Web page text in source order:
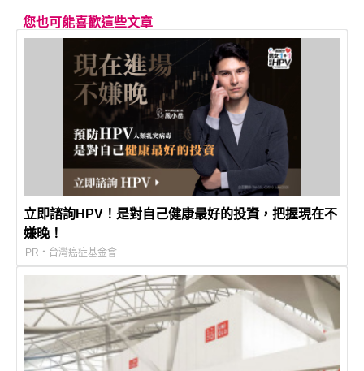
您也可能喜歡這些文章
立即諮詢HPV！是對自己健康最好的投資，把握現在不
嫌晚！
PR・台灣癌症基金會